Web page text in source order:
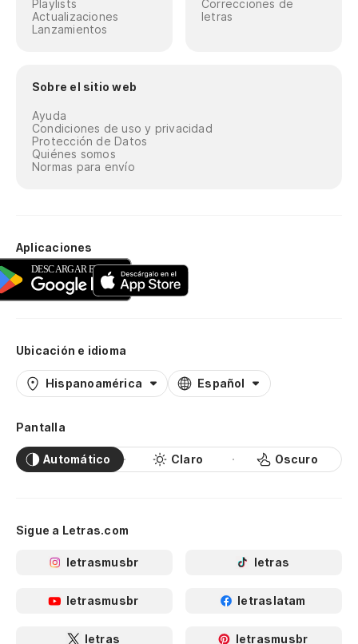
Playlists
Actualizaciones
Lanzamientos
Correcciones de
letras
Sobre el sitio web
Ayuda
Condiciones de uso y privacidad
Protección de Datos
Quiénes somos
Normas para envío
Aplicaciones
Ubicación e idioma
Hispanoamérica Español
Pantalla
Automático Claro Oscuro
Sigue a Letras.com
letrasmusbr letras
letrasmusbr letraslatam
letras letrasmusbr